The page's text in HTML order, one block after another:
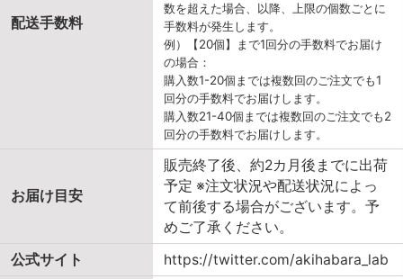
配送手数料
数を超えた場合、以降、上限の個数ごとに
手数料が発生します。
例）【20個】まで1回分の手数料でお届け
の場合：
購入数1-20個までは複数回のご注文でも1
回分の手数料でお届けします。
購入数21-40個までは複数回のご注文でも2
回分の手数料でお届けします。
お届け目安
販売終了後、約2カ月後までに出荷
予定 ※注文状況や配送状況によっ
て前後する場合がございます。予
めご了承ください。
公式サイト
https://twitter.com/akihabara_lab